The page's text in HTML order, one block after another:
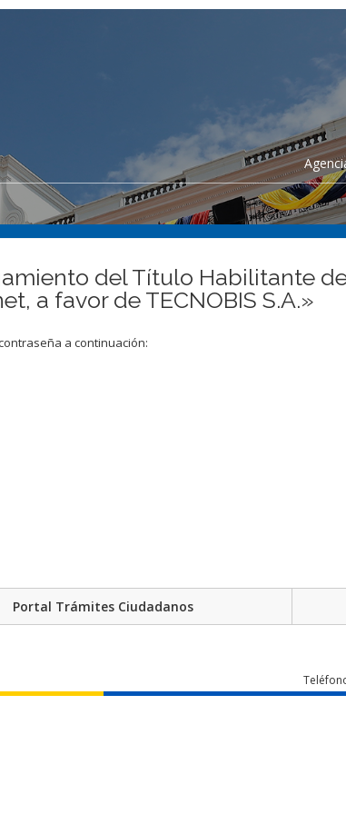
del Título Habilitante
a favor de TECNOBIS S.A.»
a continuación:
Portal Trámites Ciudadanos